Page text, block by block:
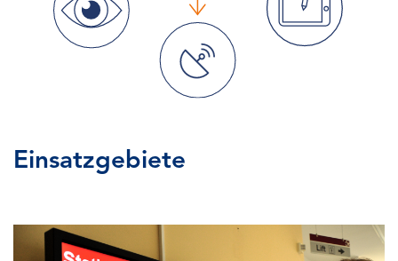
Einsatzgebiete